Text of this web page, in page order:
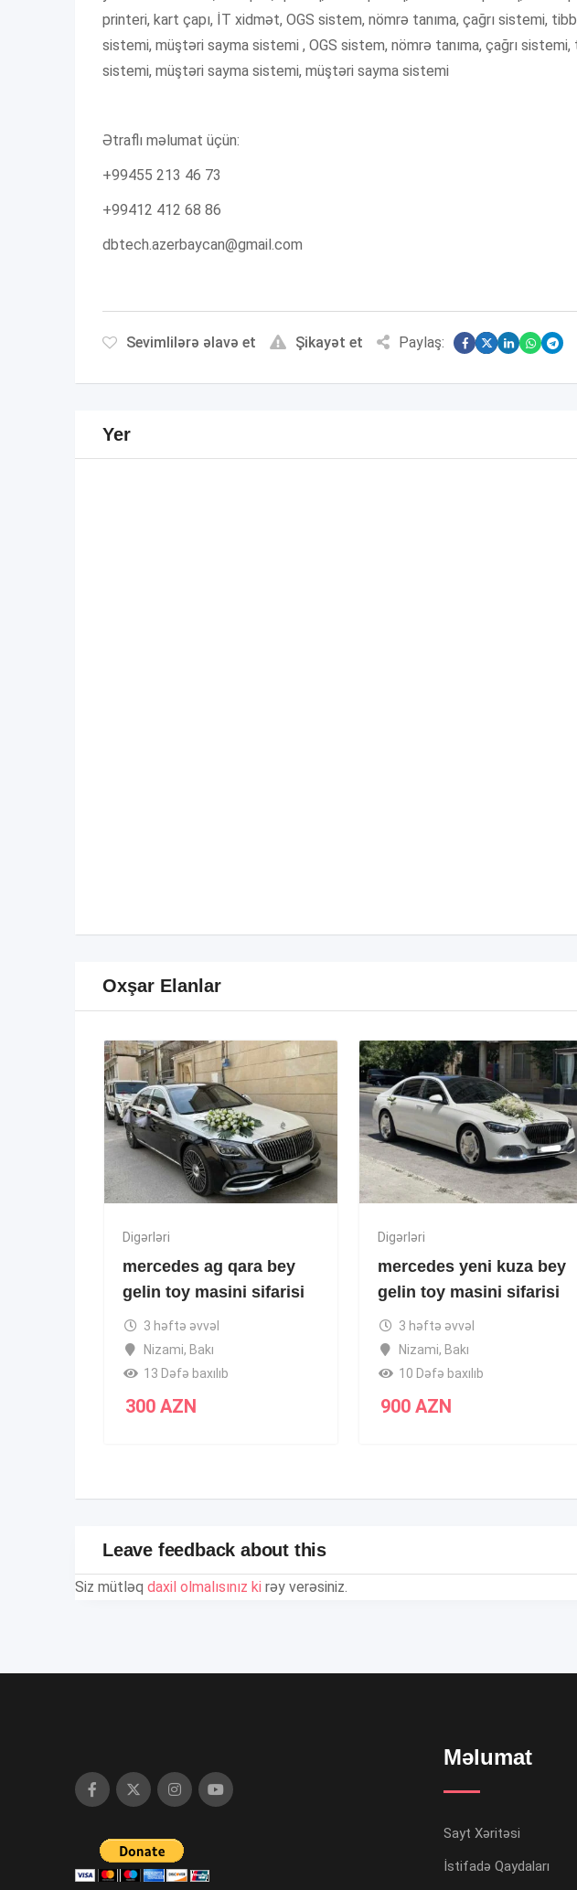
printeri, kart çapı, İT xidmət, OGS sistem, nömrə tanıma, çağrı sistemi,
sistemi, müştəri sayma sistemi , OGS sistem, nömrə tanıma, çağrı sistemi,
sistemi, müştəri sayma sistemi, müştəri sayma sistemi
Ətraflı məlumat üçün:
+99455 213 46 73
+99412 412 68 86
dbtech.azerbaycan@gmail.com
Sevimlilərə əlavə et Şikayət et Paylaş:
Yer
Oxşar Elanlar
Digərləri
mercedes ag qara bey
gelin toy masini sifarisi
3 həftə əvvəl
Nizami, Bakı
13 Dəfə baxılıb
300 AZN
Digərləri
mercedes yeni kuza bey
gelin toy masini sifarisi
3 həftə əvvəl
Nizami, Bakı
10 Dəfə baxılıb
900AZN
Leave feedback about this
Siz mütləq daxil olmalısınız ki rəy verəsiniz.
Məlumat
Sayt Xəritəsi
İstifadə Qaydaları